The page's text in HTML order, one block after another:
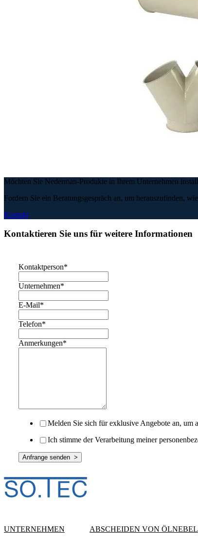
Möchten Sie Nederman-Produkte in Ihrem Unternehmen
Fordern Sie ein Beratungsgespräch an, um herauszufinden,
Kontakt
Kontaktieren Sie uns für weitere Informationen
Kontaktperson*
Unternehmen*
E-Mail*
Telefon*
Anmerkungen*
Melden Sie sich für exklusive Angebote an,
Ich stimme der Verarbeitung meiner
UNTERNEHMEN ABSCHEIDEN VON ÖLNEBEL